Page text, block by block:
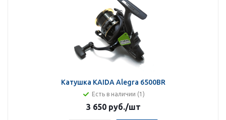
Катушка KAIDA Alegra 6500BR
Есть в наличии (1)
3 650 руб./шт